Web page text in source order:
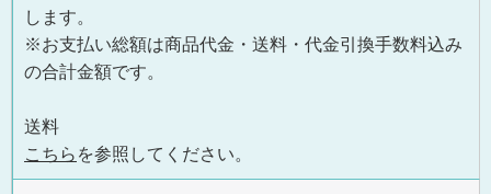
します。
※お支払い総額は商品代金・送料・代金引換手数料込み
の合計金額です。
送料
こちら を参照してください。